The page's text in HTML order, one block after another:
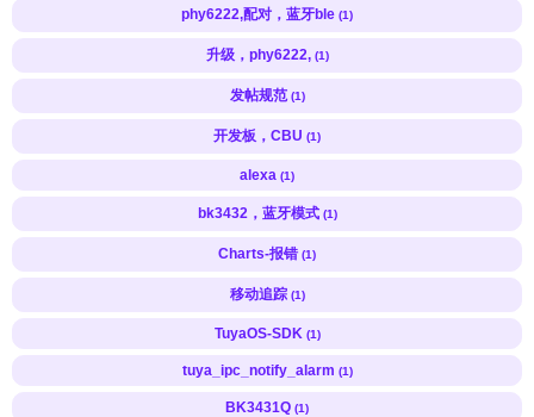
phy6222,配对，蓝牙ble (1)
升级，phy6222, (1)
发帖规范 (1)
开发板，CBU (1)
alexa (1)
bk3432，蓝牙模式 (1)
Charts-报错 (1)
移动追踪 (1)
TuyaOS-SDK (1)
tuya_ipc_notify_alarm (1)
BK3431Q (1)